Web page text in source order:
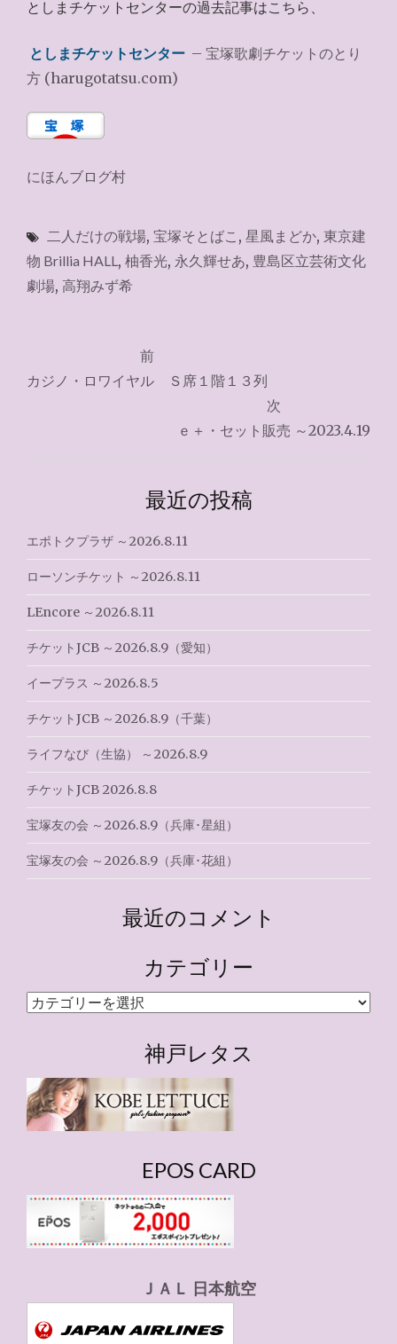
としまチケットセンターの過去記事はこちら、
としまチケットセンター – 宝塚歌劇チケットのとり
方 (harugotatsu.com)
にほんブログ村
二人だけの戦場, 宝塚そとばこ , 星風まどか, 東京建
物 Brillia HALL, 柚香光, 永久輝せあ, 豊島区立芸術文化
劇場, 高翔みず希
稿
シ
ョ
ン
前
カジノ・ロワイヤル Ｓ席１階１３列
次
ｅ＋・セット販売 ～2023.4.19
最近の投稿
エポトクプラザ ～2026.8.11
ローソンチケット ～2026.8.11
LEncore ～2026.8.11
チケットJCB ～2026.8.9（愛知）
イープラス ～2026.8.5
チケットJCB ～2026.8.9（千葉）
ライフなび（生協） ～2026.8.9
チケットJCB 2026.8.8
宝塚友の会 ～2026.8.9（兵庫･星組）
宝塚友の会 ～2026.8.9（兵庫･花組）
最近のコメント
カテゴリー
カ
ー
神戸レタス
EPOS CARD
ＪＡＬ 日本航空